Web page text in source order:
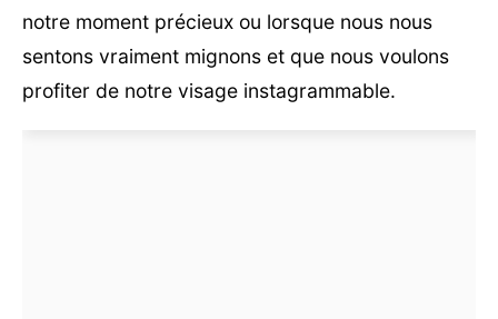
notre moment précieux ou lorsque nous nous
sentons vraiment mignons et que nous voulons
profiter de notre visage instagrammable.